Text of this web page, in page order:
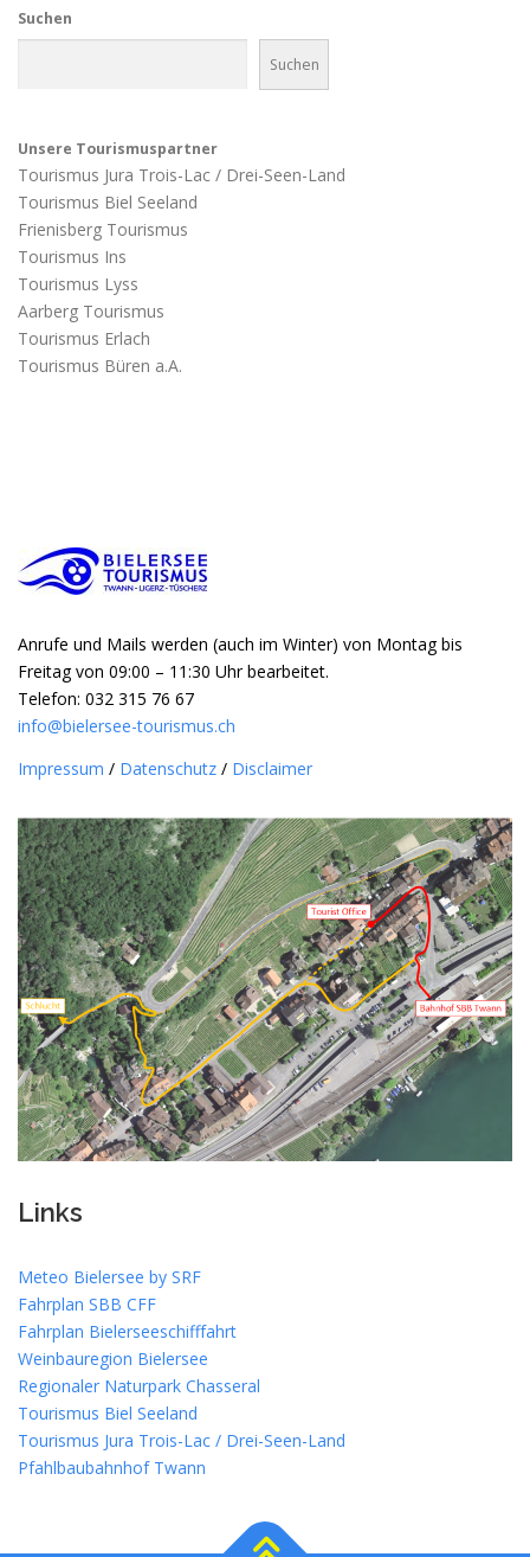
Suchen
Suchen
Unsere Tourismuspartner
Tourismus Jura Trois-Lac / Drei-Seen-Land
Tourismus Biel Seeland
Frienisberg Tourismus
Tourismus Ins
Tourismus Lyss
Aarberg Tourismus
Tourismus Erlach
Tourismus Büren a.A.
Anrufe und Mails werden (auch im Winter) von Montag bis
Freitag von 09:00 – 11:30 Uhr bearbeitet.
Telefon: 032 315 76 67
info@bielersee-tourismus.ch
Impressum / Datenschutz / Disclaimer
Links
Meteo Bielersee by SRF
Fahrplan SBB CFF
Fahrplan Bielerseeschifffahrt
Weinbauregion Bielersee
Regionaler Naturpark Chasseral
Tourismus Biel Seeland
Tourismus Jura Trois-Lac / Drei-Seen-Land
Pfahlbaubahnhof Twann